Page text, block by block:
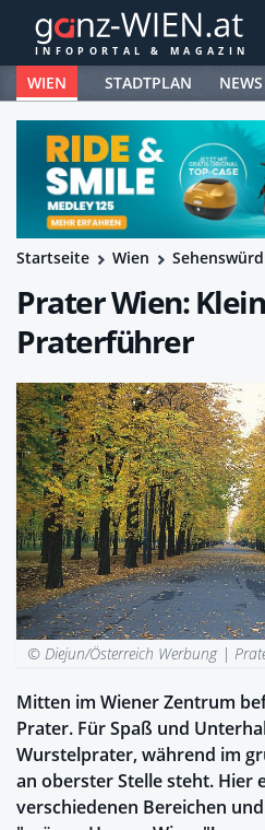
WIEN STADTPLAN NEWS
Startseite Wien
Prater Wien:
Praterführer
© Diejun/Österreich Werbung |
Mitten im Wiener Zentrum
Prater. Für Spaß und
Wurstelprater, während im
an oberster Stelle steht. Hier
verschiedenen Bereichen